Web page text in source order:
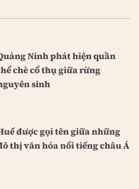
Ninh phát hiện quần
chè cổ thụ giữa rừng
sinh
được gọi tên giữa những
thị văn hóa nổi tiếng châu Á